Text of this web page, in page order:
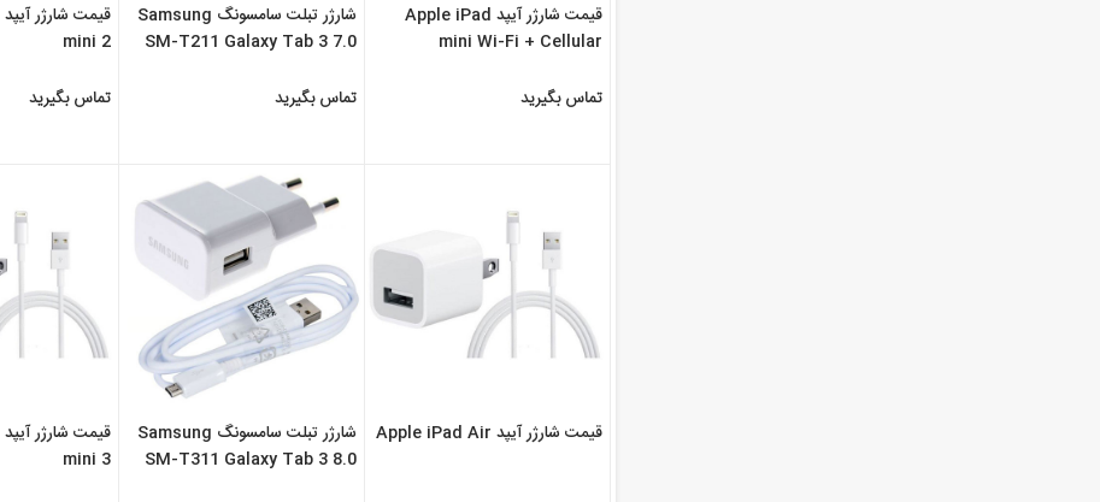
قیمت شارژر آیپد Apple iPad
mini Wi-Fi + Cellular
تماس بگیرید
شارژر تبلت سامسونگ Samsung
SM-T211 Galaxy Tab 3 7.0
تماس بگیرید
mini 2
تماس بگیرید
قیمت شارژر آیپد Apple iPad Air
شارژر تبلت سامسونگ Samsung
SM-T311 Galaxy Tab 3 8.0
mini 3